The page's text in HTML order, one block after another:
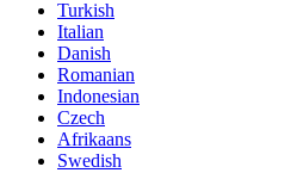
Turkish
Italian
Danish
Romanian
Indonesian
Czech
Afrikaans
Swedish